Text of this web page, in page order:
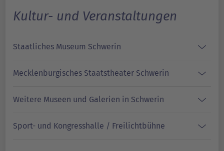
Kultur- und Veranstaltungen
Staatliches Museum Schwerin
Mecklenburgisches Staatstheater Schwerin
Weitere Museen und Galerien in Schwerin
Sport- und Kongresshalle / Freilichtbühne